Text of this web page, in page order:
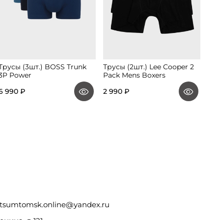
(3шт.) BOSS Trunk
Power
990 ₽
Трусы (2шт.) Lee Cooper 2
Pack Mens Boxers
2 990 ₽
tsumtomsk.online@yandex.ru